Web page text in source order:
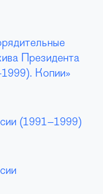
Президента
Копии»
(1991–1999)